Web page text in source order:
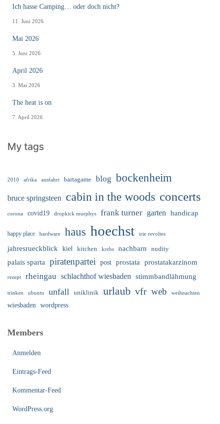
Ich hasse Camping… oder doch nicht?
11. Juni 2026
Mai 2026
5. Juni 2026
April 2026
3. Mai 2026
The heat is on
7. April 2026
My tags
2010 afrika ausfahrt bartagame blog bockenheim
bruce springsteen cabin in the woods concerts
corona covid19 dropkick murphys frank turner garten handicap
happy place hardware haus hoechst irie revoltes
jahresrueckblick kiel kitchen krebs nachbarn nudity
palais sparta piratenpartei post prostata prostatakarzinom
rezept rheingau schlachthof wiesbaden stimmbandlähmung
trinken ubuntu unfall uniklinik urlaub vfr web weihnachten
wiesbaden wordpress
Members
Anmelden
Eintrags-Feed
Kommentar-Feed
WordPress.org